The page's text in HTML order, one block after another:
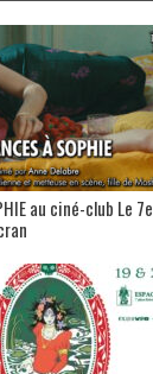
au ciné-club Le 7e